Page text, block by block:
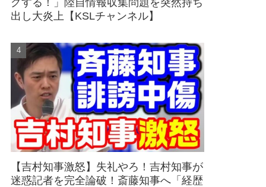
出し大炎上【KSLチャンネル】
【吉村知事激怒】失礼やろ！吉村知事が
迷惑記者を完全論破！斎藤知事へ「経歴